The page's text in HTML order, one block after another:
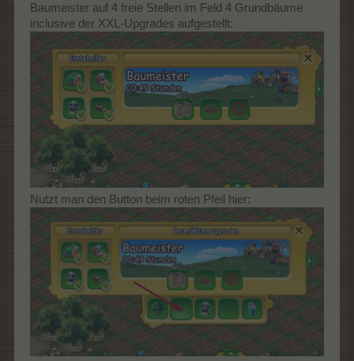
Baumeister auf 4 freie Stellen im Feld 4 Grundbäume
inclusive der XXL-Upgrades aufgestellt:
Nutzt man den Button beim roten Pfeil hier: